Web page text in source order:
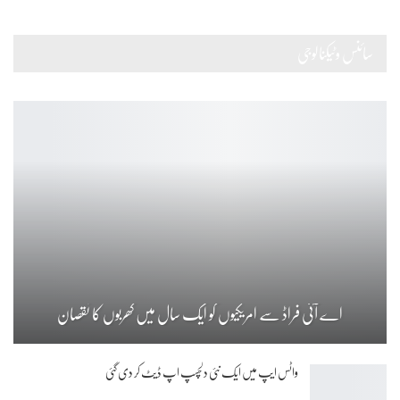
اے آئی فراڈ سے امریکیوں کو ایک سال میں کھربوں کا نقصان
واٹس ایپ میں ایک نئی دلچسپ اپ ڈیٹ کر دی گئی